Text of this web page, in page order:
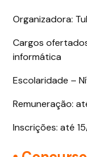
Organizadora:
Cargos
informática
Escolaridade –
Remuneração:
Inscrições: até